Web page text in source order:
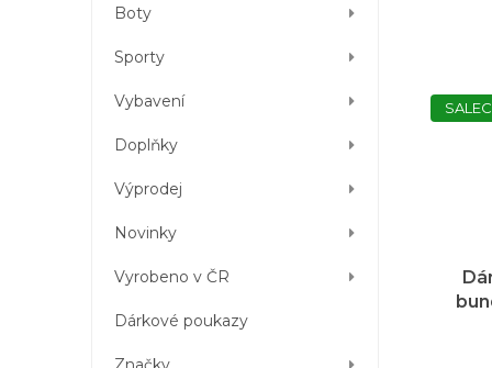
Boty
Sporty
Vybavení
Doplňky
Výprodej
Novinky
Vyrobeno v ČR
Dárkové poukazy